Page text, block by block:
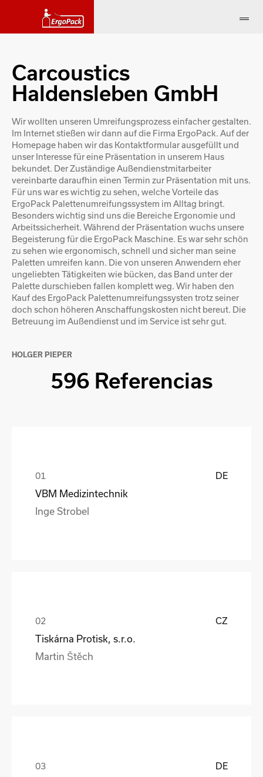
Carcoustics
Haldensleben GmbH
Wir wollten unseren Umreifungsprozess einfacher gestalten.
Im Internet stießen wir dann auf die Firma ErgoPack. Auf der
Homepage haben wir das Kontaktformular ausgefüllt und
unser Interesse für eine Präsentation in unserem Haus
bekundet. Der Zuständige Außendienstmitarbeiter
vereinbarte daraufhin einen Termin zur Präsentation mit uns.
Für uns war es wichtig zu sehen, welche Vorteile das
ErgoPack Palettenumreifungssystem im Alltag bringt.
Besonders wichtig sind uns die Bereiche Ergonomie und
Arbeitssicherheit. Während der Präsentation wuchs unsere
Begeisterung für die ErgoPack Maschine. Es war sehr schön
zu sehen wie ergonomisch, schnell und sicher man seine
Paletten umreifen kann. Die von unseren Anwendern eher
ungeliebten Tätigkeiten wie bücken, das Band unter der
Palette durschieben fallen komplett weg. Wir haben den
Kauf des ErgoPack Palettenumreifungssysten trotz seiner
doch schon höheren Anschaffungskosten nicht bereut. Die
Betreuung im Außendienst und im Service ist sehr gut.
HOLGER PIEPER
596 Referencias
DE
VBM Medizintechnik
Inge Strobel
CZ
Tiskárna Protisk, s.r.o.
Martin Štěch
DE